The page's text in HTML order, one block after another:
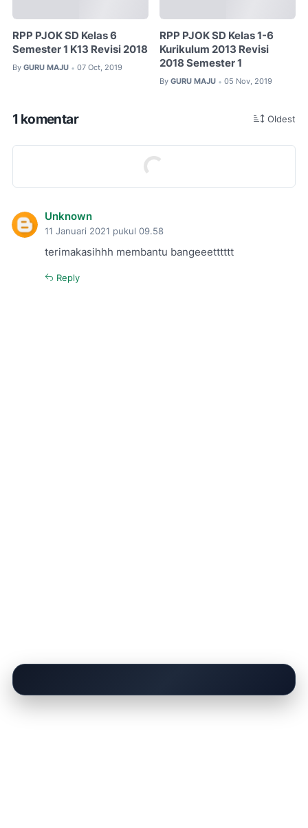
RPP PJOK SD Kelas 6
Semester 1 K13 Revisi 2018
By GURU MAJU • 07 Oct, 2019
RPP PJOK SD Kelas 1-6
Kurikulum 2013 Revisi
2018 Semester 1
By GURU MAJU • 05 Nov, 2019
1 komentar Oldest
Unknown
11 Januari 2021 pukul 09.58
terimakasihhh membantu bangeeetttttt
Reply